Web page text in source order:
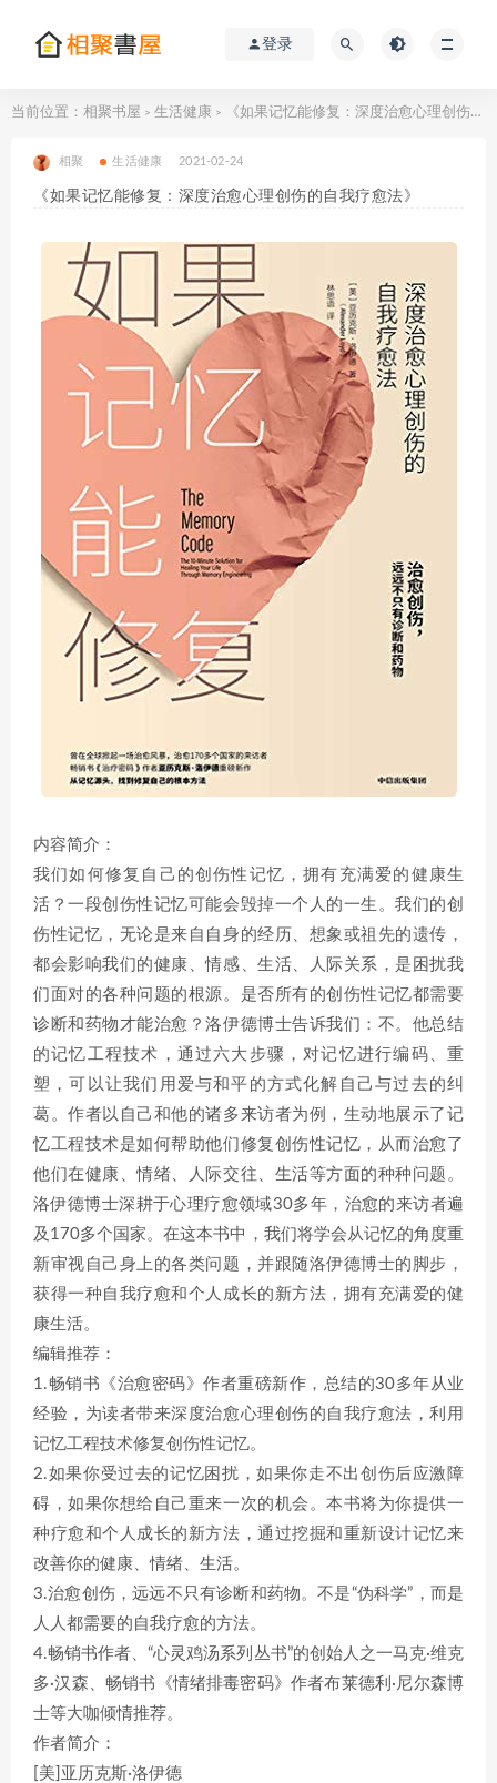
登录
当前位置： 相聚书屋 > 生活健康 > 《如果记忆能修复：深度治愈心理创伤的自我疗愈法》
相聚 生活健康 2021-02-24
《如果记忆能修复：深度治愈心理创伤的自我疗愈法》
内容简介：
我们如何修复自己的创伤性记忆，拥有充满爱的健康生
活？一段创伤性记忆可能会毁掉一个人的一生。我们的创
伤性记忆，无论是来自自身的经历、想象或祖先的遗传，
都会影响我们的健康、情感、生活、人际关系，是困扰我
们面对的各种问题的根源。是否所有的创伤性记忆都需要
诊断和药物才能治愈？洛伊德博士告诉我们：不。他总结
的记忆工程技术，通过六大步骤，对记忆进行编码、重
塑，可以让我们用爱与和平的方式化解自己与过去的纠
葛。作者以自己和他的诸多来访者为例，生动地展示了记
忆工程技术是如何帮助他们修复创伤性记忆，从而治愈了
他们在健康、情绪、人际交往、生活等方面的种种问题。
洛伊德博士深耕于心理疗愈领域30多年，治愈的来访者遍
及170多个国家。在这本书中，我们将学会从记忆的角度重
新审视自己身上的各类问题，并跟随洛伊德博士的脚步，
获得一种自我疗愈和个人成长的新方法，拥有充满爱的健
康生活。
编辑推荐：
1.畅销书《治愈密码》作者重磅新作，总结的30多年从业
经验，为读者带来深度治愈心理创伤的自我疗愈法，利用
记忆工程技术修复创伤性记忆。
2.如果你受过去的记忆困扰，如果你走不出创伤后应激障
碍，如果你想给自己重来一次的机会。本书将为你提供一
种疗愈和个人成长的新方法，通过挖掘和重新设计记忆来
改善你的健康、情绪、生活。
3.治愈创伤，远远不只有诊断和药物。不是“伪科学”，而是
人人都需要的自我疗愈的方法。
4.畅销书作者、“心灵鸡汤系列丛书”的创始人之一马克·维克
多·汉森、畅销书《情绪排毒密码》作者布莱德利·尼尔森博
士等大咖倾情推荐。
作者简介：
[美]亚历克斯·洛伊德